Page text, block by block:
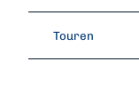
Touren